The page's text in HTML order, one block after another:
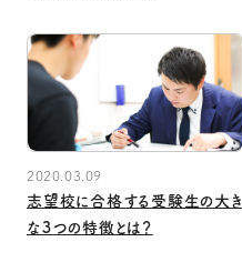
2020.03.09
志望校に合格する受験生の大き
な３つの特徴とは？